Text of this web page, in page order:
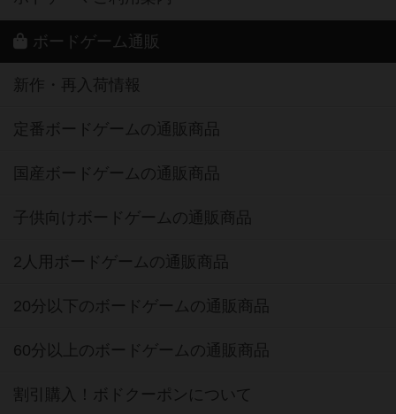
ボードゲーム通販
新作・再入荷情報
定番ボードゲームの通販商品
国産ボードゲームの通販商品
子供向けボードゲームの通販商品
2人用ボードゲームの通販商品
20分以下のボードゲームの通販商品
60分以上のボードゲームの通販商品
割引購入！ボドクーポンについて